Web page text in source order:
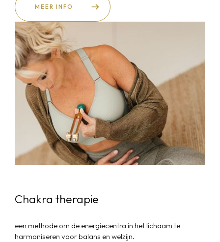
MEER INFO
Chakra therapie
een methode om de energiecentra in het lichaam te
harmoniseren voor balans en welzijn.